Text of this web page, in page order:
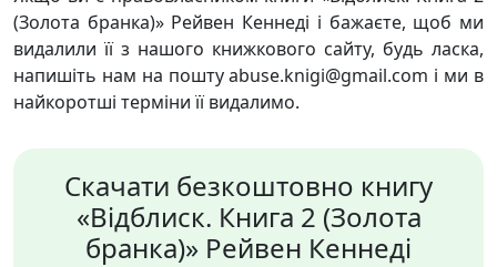
(Золота бранка)» Рейвен Кеннеді і бажаєте, щоб ми
видалили її з нашого книжкового сайту, будь ласка,
напишіть нам на пошту abuse.knigi@gmail.com і ми в
найкоротші терміни її видалимо.
Скачати безкоштовно книгу
«Відблиск. Книга 2 (Золота
бранка)» Рейвен Кеннеді